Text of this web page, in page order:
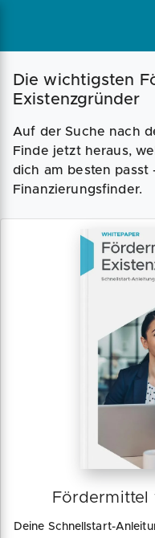
Die wichtigsten
Existenzgründer
Auf der Suche nach
Finde jetzt heraus,
dich am besten passt
Finanzierungsfinder.
Fördermittel
Deine Schnellstart-